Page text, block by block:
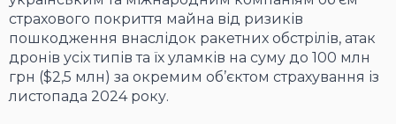
страхового покриття майна від ризиків
пошкодження внаслідок ракетних обстрілів, атак
дронів усіх типів та їх уламків на суму до 100 млн
грн ($2,5 млн) за окремим об’єктом страхування із
листопада 2024 року.